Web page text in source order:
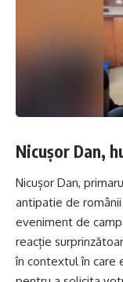
Nicușor Dan,
Nicușor Dan,
antipatie de
eveniment de
reacție
în contextul în care